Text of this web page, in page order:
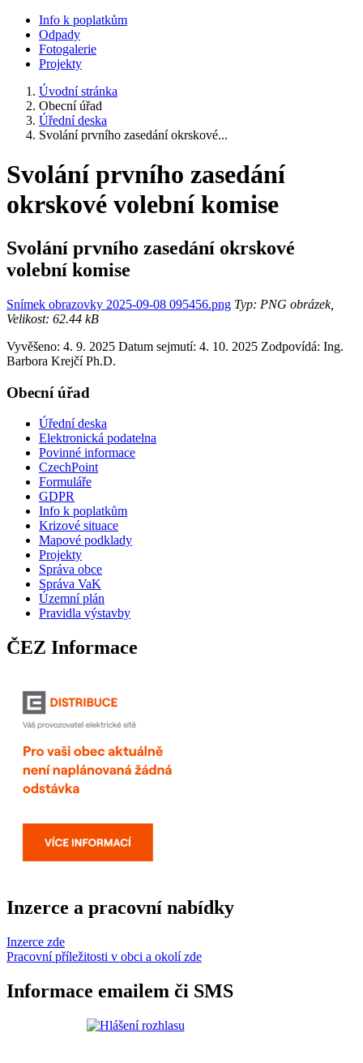
Info k poplatkům
Odpady
Fotogalerie
Projekty
Úvodní stránka
Obecní úřad
Úřední deska
Svolání prvního zasedání okrskové...
Svolání prvního zasedání
okrskové volební komise
Svolání prvního zasedání okrskové
volební komise
Snímek obrazovky 2025-09-08 095456.png Typ: PNG obrázek,
Velikost: 62.44 kB
Vyvěšeno: 4. 9. 2025 Datum sejmutí: 4. 10. 2025 Zodpovídá: Ing.
Barbora Krejčí Ph.D.
Obecní úřad
Úřední deska
Elektronická podatelna
Povinné informace
CzechPoint
Formuláře
GDPR
Info k poplatkům
Krizové situace
Mapové podklady
Projekty
Správa obce
Správa VaK
Územní plán
Pravidla výstavby
ČEZ Informace
Inzerce a pracovní nabídky
Inzerce zde
Pracovní příležitosti v obci a okolí zde
Informace emailem či SMS